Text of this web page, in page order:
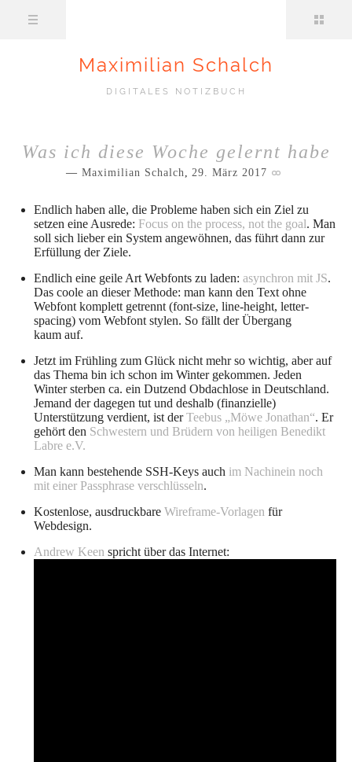
Maximilian Schalch
DIGITALES NOTIZBUCH
Was ich diese Woche gelernt habe
Maximilian Schalch, 29. März 2017
Endlich haben alle, die Probleme haben sich ein Ziel zu
setzen eine Ausrede: Focus on the process, not the goal. Man
soll sich lieber ein System angewöhnen, das führt dann zur
Erfüllung der Ziele.
Endlich eine geile Art Webfonts zu laden: asynchron mit JS.
Das coole an dieser Methode: man kann den Text ohne
Webfont komplett getrennt (font-size, line-height, letter-
spacing) vom Webfont stylen. So fällt der Übergang
kaum auf.
Jetzt im Frühling zum Glück nicht mehr so wichtig, aber auf
das Thema bin ich schon im Winter gekommen. Jeden
Winter sterben ca. ein Dutzend Obdachlose in Deutschland.
Jemand der dagegen tut und deshalb (finanzielle)
Unterstützung verdient, ist derTeebus „Möwe Jonathan“. Er
gehört den Schwestern und Brüdern von heiligen Benedikt
Labre e.V.
Man kann bestehende SSH-Keys auch im Nachinein noch
mit einer Passphrase verschlüsseln.
Kostenlose, ausdruckbare Wireframe-Vorlagen für
Webdesign.
Andrew Keen spricht über das Internet: